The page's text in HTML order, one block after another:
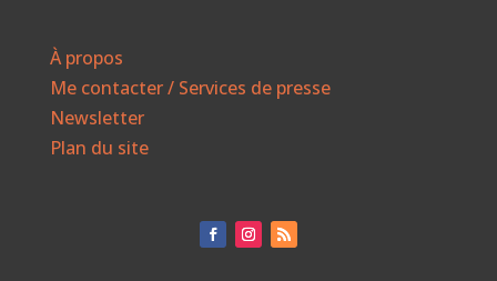
À propos
Me contacter / Services de presse
Newsletter
Plan du site